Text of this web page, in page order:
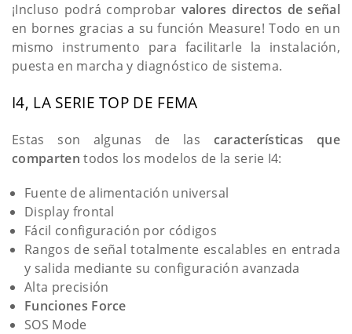
¡Incluso podrá comprobar valores directos de señal
en bornes gracias a su función Measure! Todo en un
mismo instrumento para facilitarle la instalación,
puesta en marcha y diagnóstico de sistema.
I4, LA SERIE TOP DE FEMA
Estas son algunas de las características que
comparten todos los modelos de la serie I4:
Fuente de alimentación universal
Display frontal
Fácil configuración por códigos
Rangos de señal totalmente escalables en entrada
y salida mediante su configuración avanzada
Alta precisión
Funciones Force
SOS Mode